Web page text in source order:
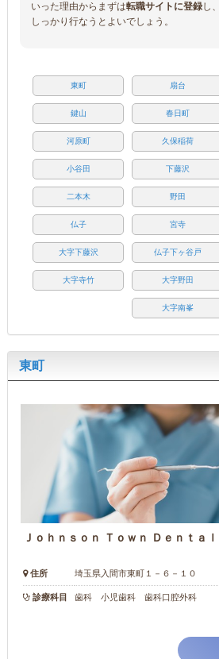
いった理由からまずは転職サイトに登録し
しっかり行なうとよいでしょう。
東町 扇台
鍵山 春日町
河原町 久保稲荷
小谷田 下藤沢
二本木 野田
仏子 宮寺
大字下藤沢 仏子下ヶ谷戸
大字寺竹 大字野田
大字南峯
東町
Ｊｏｈｎｓｏｎ Ｔｏｗｎ Ｄｅｎｔａ
住所 埼玉県入間市東町１－６－１０
診療科目 歯科 小児歯科 歯科口腔外科